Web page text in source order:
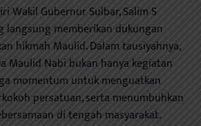
Wakil Gubernur Sulbar, Salim S
langsung memberikan dukungan
hikmah Maulid. Dalam tausiyahnya,
Maulid Nabi bukan hanya kegiatan
momentum untuk menguatkan
persatuan, serta menumbuhkan
di tengah masyarakat.